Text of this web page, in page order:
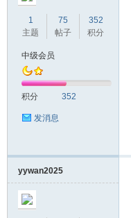
1
主题
75
帖子
352
积分
中级会员
积分 352
发消息
yywan2025